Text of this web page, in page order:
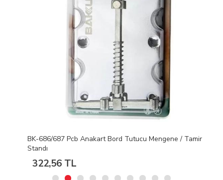
BK-686/687 Pcb Anakart Bord Tutucu Mengene / Tamir
Standı
322,56 TL